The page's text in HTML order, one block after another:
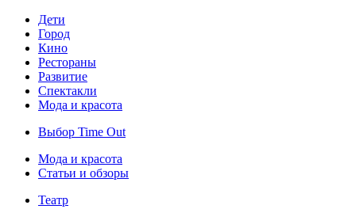
Дети
Город
Кино
Рестораны
Развитие
Спектакли
Мода и красота
Выбор Time Out
Мода и красота
Статьи и обзоры
Театр